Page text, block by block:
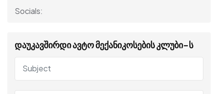
Socials:
დაუკავშირდი ავტო მექანიკოსების კლუბი-ს